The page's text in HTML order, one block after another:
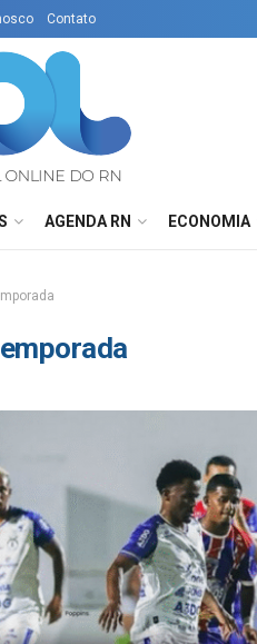
Contato
AGENDA RN ECONOMIA